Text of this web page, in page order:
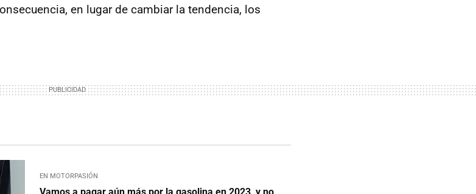
en lugar de cambiar la tendencia, los
EN MOTORPASIÓN
Vamos a pagar aún más por la gasolina en 2023, y no